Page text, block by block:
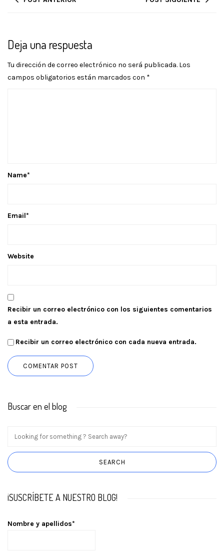
Deja una respuesta
Tu dirección de correo electrónico no será publicada. Los
campos obligatorios están marcados con *
Name*
Email*
Website
Recibir un correo electrónico con los siguientes comentarios
a esta entrada.
Recibir un correo electrónico con cada nueva entrada.
Buscar en el blog
¡SUSCRÍBETE A NUESTRO BLOG!
Nombre y apellidos*